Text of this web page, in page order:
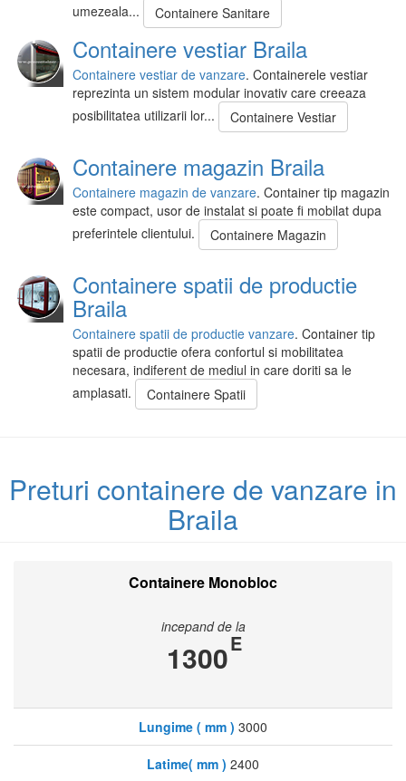
umezeala...
Containere Sanitare
Containere vestiar Braila
Containere vestiar de vanzare. Containerele vestiar
reprezinta un sistem modular inovativ care creeaza
posibilitatea utilizarii lor...
Containere Vestiar
Containere magazin Braila
Containere magazin de vanzare. Container tip magazin
este compact, usor de instalat si poate fi mobilat dupa
preferintele clientului.
Containere Magazin
Containere spatii de productie
Braila
Containere spatii de productie vanzare. Container tip
spatii de productie ofera confortul si mobilitatea
necesara, indiferent de mediul in care doriti sa le
amplasati.
Containere Spatii
Preturi containere de vanzare in
Braila
Containere Monobloc
incepand de la
1300E
Lungime ( mm ) 3000
Latime( mm ) 2400